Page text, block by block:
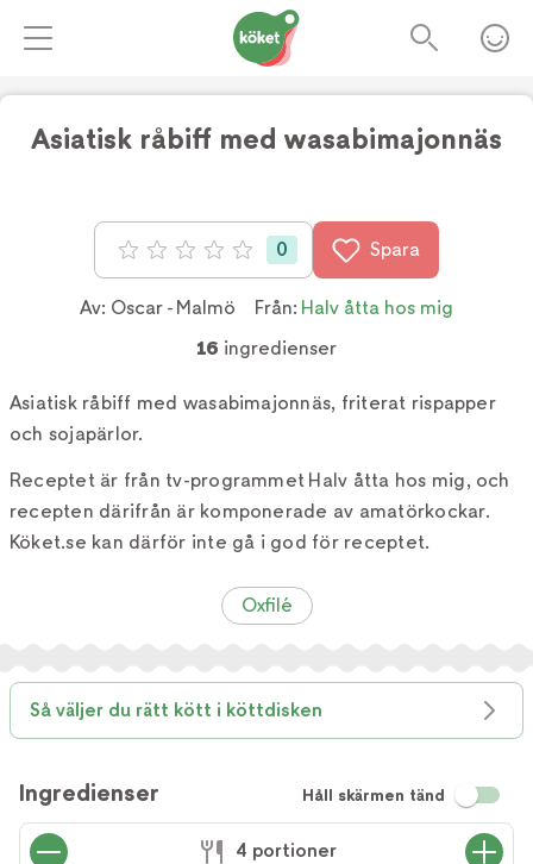
Asiatisk råbiff med wasabimajonnäs
Betyg: 0 av 5 0 Spara
Av: Oscar - Malmö Från: Halv åtta hos mig
16 ingredienser
Asiatisk råbiff med wasabimajonnäs, friterat rispapper
och sojapärlor.
Receptet är från tv-programmet Halv åtta hos mig, och
recepten därifrån är komponerade av amatörkockar.
Köket.se kan därför inte gå i god för receptet.
Oxfilé
Så väljer du rätt kött i köttdisken
Ingredienser Håll skärmen tänd
4 portioner